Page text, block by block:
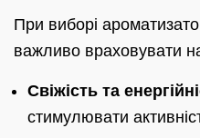
При виборі
важливо враховувати
Свіжість та
стимулювати